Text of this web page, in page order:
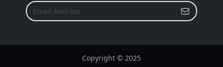
Copyright © 2025